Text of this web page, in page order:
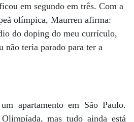
em segundo em três. Com a
olímpica, Maurren afirma:
do doping do meu currículo,
não teria parado para ter a
apartamento em São Paulo.
mas tudo ainda está